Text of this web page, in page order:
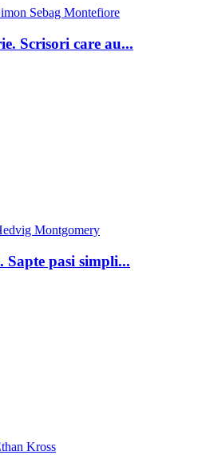
Sebag Montefiore
Scrisori care au...
Montgomery
Sapte pasi simpli...
Kross